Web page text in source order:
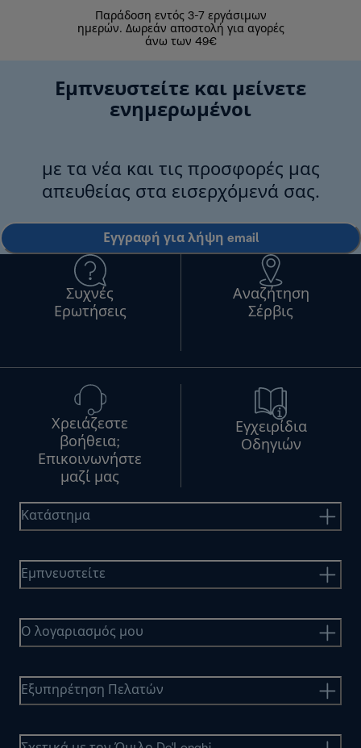
Παράδοση εντός 3-7 εργάσιμων
ημερών. Δωρεάν αποστολή για αγορές
άνω των 49€
Εμπνευστείτε και μείνετε
ενημερωμένοι
με τα νέα και τις προσφορές μας
απευθείας στα εισερχόμενά σας.
Εγγραφή για λήψη email
Συχνές
Ερωτήσεις
Αναζήτηση
Σέρβις
Χρειάζεστε
βοήθεια;
Επικοινωνήστε
μαζί μας
Εγχειρίδια
Οδηγιών
Κατάστημα
Εμπνευστείτε
Ο λογαριασμός μου
Εξυπηρέτηση Πελατών